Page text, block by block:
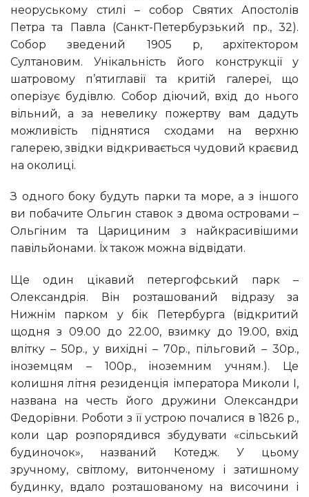
неоруському стилі – собор Святих Апостолів
Петра та Павла (Санкт-Петербурзький пр., 32).
Собор зведений 1905 р, архітектором
Султановим. Унікальність його конструкції у
шатровому п’ятиглавії та критій галереї, що
оперізує будівлю. Собор діючий, вхід до нього
вільний, а за невелику пожертву вам дадуть
можливість піднятися сходами на верхню
галерею, звідки відкривається чудовий краєвид
на околиці.
З одного боку будуть парки та море, а з іншого
ви побачите Ольгин ставок з двома островами –
Ольгіним та Царициним з найкрасивішими
павільйонами. Їх також можна відвідати.
Ще один цікавий петергофський парк –
Олександрія. Він розташований відразу за
Нижнім парком у бік Петербурга (відкритий
щодня з 09.00 до 22.00, взимку до 19.00, вхід
влітку – 50р., у вихідні – 70р., пільговий – 30р.,
іноземцям – 100р., іноземним учням.). Це
колишня літня резиденція імператора Миколи I,
названа на честь його дружини Олександри
Федорівни. Роботи з її устрою почалися в 1826 р.,
коли цар розпорядився збудувати «сільський
будиночок», названий Котедж. У цьому
зручному, світлому, витонченому і затишному
будинку, вдало розташованому на височини і